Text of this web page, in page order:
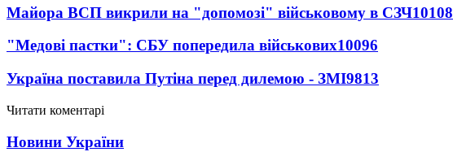
Майора ВСП викрили на "допомозі" військовому в СЗЧ10108
"Медові пастки": СБУ попередила військових10096
Україна поставила Путіна перед дилемою - ЗМІ9813
Читати коментарі
Новини України